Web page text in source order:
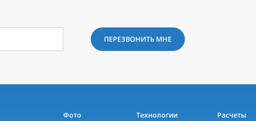
ПЕРЕЗВОНИТЬ МНЕ
Фото Технологии Расчеты